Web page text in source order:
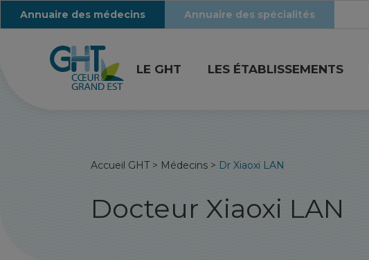
Annuaire des médecins Annuaire des spécialités
LE GHT LES ÉTABLISSEMENTS
Accueil GHT> Médecins > Dr Xiaoxi LAN
Docteur Xiaoxi LAN